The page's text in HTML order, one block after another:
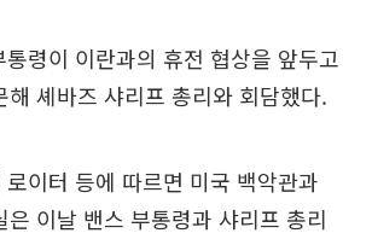
령이 이란과의 휴전 협상을 앞두고
해 셰바즈 샤리프 총리와 회담했다.
이터 등에 따르면 미국 백악관과
은 이날 밴스 부통령과 샤리프 총리